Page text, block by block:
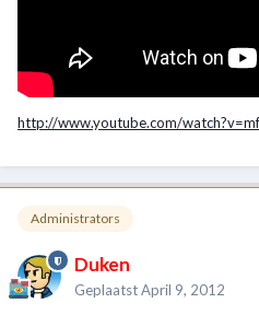
http://www.youtube.com/
Administrators
Duken
GeplaatstApril 9, 2012